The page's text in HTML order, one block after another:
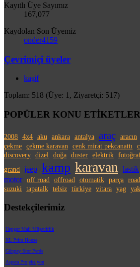
Kayıtlı Üye Sayımız
167,077
Kaydolan Son Üyemiz
onder4159
Çevrimiçi üyeler
kaşif
Toplam: 518 (Üye: 1, Ziyaretçi: 517)
POPÜLER KONU
2008 4x4 aku ankara antalya araç aracın
çekme çekme karavan cenk mirat pekcanattı
discovery dizel doğa duster elektrik
grand
jeep kamp karavan lastik
motor off road offroad otomatik parça road
suzuki
tapatalk telsiz türkiye vitara yag
Destekçilerimiz
Hepgur Mali Müşavirlik
XL Print House
Günpay Stor Perde
Aspera Projeksiyon